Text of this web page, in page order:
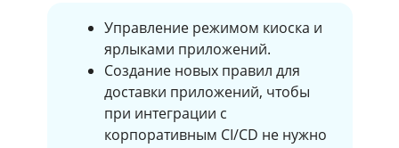
Управление режимом киоска и
ярлыками приложений.
Создание новых правил для
доставки приложений, чтобы
при интеграции с
корпоративным CI/CD не нужно